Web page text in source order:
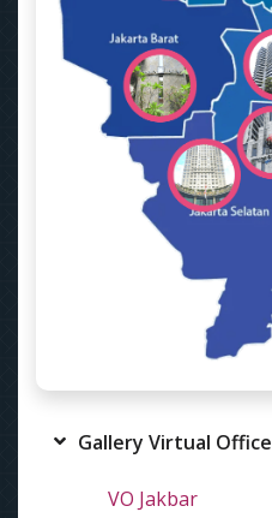
Gallery Virtual Office
VO Jakbar